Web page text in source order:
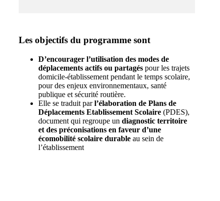
Les objectifs du programme sont
D’encourager l’utilisation des modes de
déplacements actifs ou partagés pour les trajets
domicile-établissement pendant le temps scolaire,
pour des enjeux environnementaux, santé
publique et sécurité routière.
Elle se traduit parl’élaboration de Plans de
Déplacements Etablissement Scolaire (PDES),
document qui regroupe un diagnostic territoire
et des préconisations en faveur d’une
écomobilité scolaire durable au sein de
l’établissement